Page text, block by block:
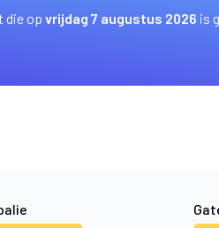
die op vrijdag 7 augustus 2026 is